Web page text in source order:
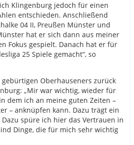
Klingenburg jedoch für einen
entschieden. Anschließend
04 II, Preußen Münster und
hat er sich dann aus meiner
Fokus gespielt. Danach hat er für
25 Spiele gemacht“, so
gebürtigen Oberhauseners zurück
„Mir war wichtig, wieder für
dem ich an meine guten Zeiten –
– anknüpfen kann. Dazu trägt ein
spüre ich hier das Vertrauen in
Dinge, die für mich sehr wichtig